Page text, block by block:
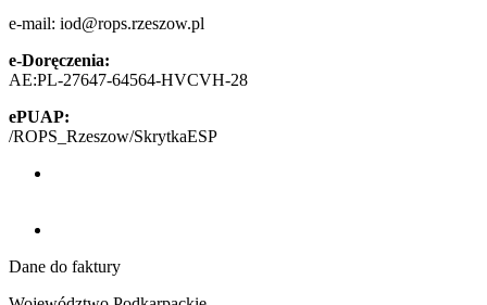
e-mail: iod@rops.rzeszow.pl
e-Doręczenia:
AE:PL-27647-64564-HVCVH-28
ePUAP:
/ROPS_Rzeszow/SkrytkaESP
Dane do faktury